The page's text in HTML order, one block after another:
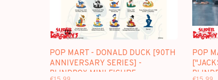
POP MART - DONALD DUCK [90TH
ANNIVERSARY SERIES] -
BLINDBOX MINI FIGURE
POP